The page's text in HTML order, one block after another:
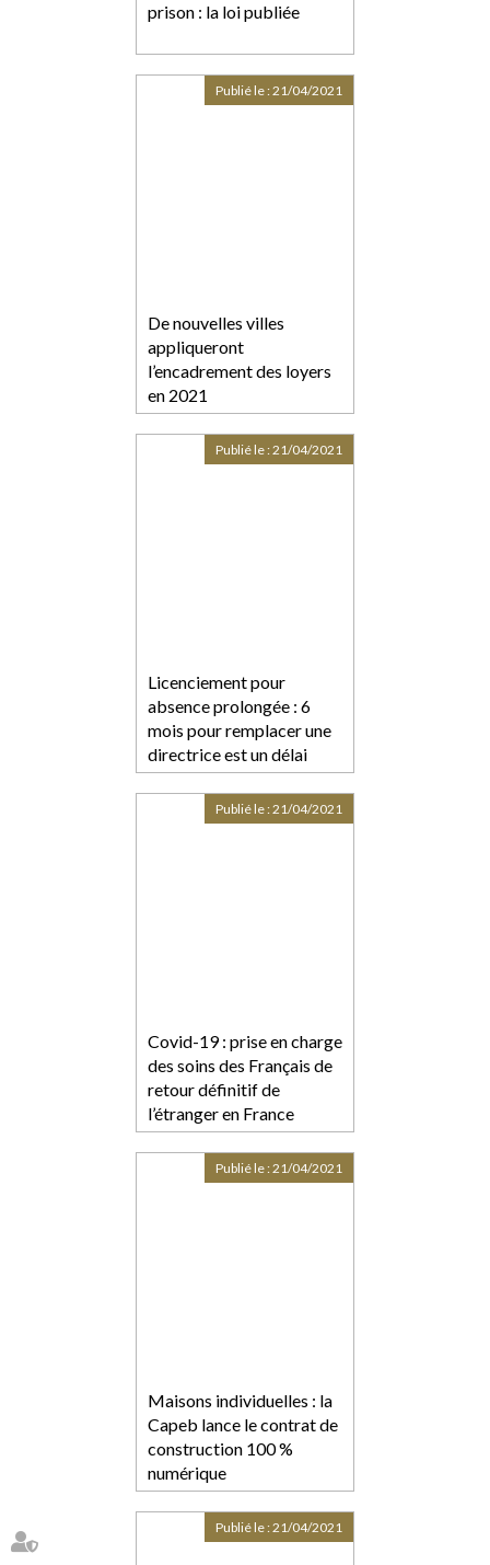
prison : la loi publiée
De nouvelles villes
appliqueront
l’encadrement des loyers
en 2021
Publié le :21/04/2021
Licenciement pour
absence prolongée : 6
mois pour remplacer une
directrice est un délai
raisonnable
Publié le :21/04/2021
Covid-19 : prise en charge
des soins des Français de
retour définitif de
l’étranger en France
Publié le :21/04/2021
Maisons individuelles : la
Capeb lance le contrat de
construction 100 %
numérique
Publié le :21/04/2021
Publié le :21/04/2021